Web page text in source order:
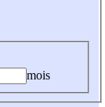
mois